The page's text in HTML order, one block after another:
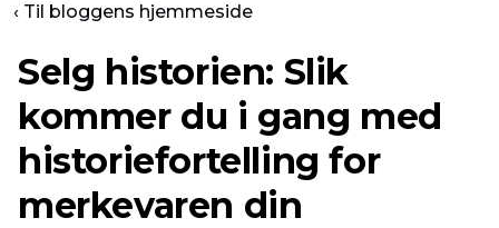
‹ Til bloggens hjemmeside
Selg historien: Slik
kommer du i gang med
historiefortelling for
merkevaren din